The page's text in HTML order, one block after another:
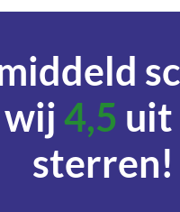
wij4,5 uit
sterren!